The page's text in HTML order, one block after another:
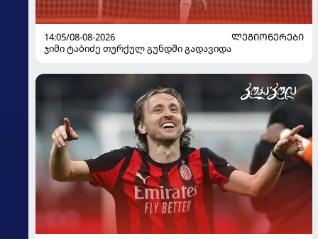
14:05/08-08-2026
ᲚᲔᲒᲘᲝᲜᲔᲠᲔᲑᲘ
ჯიმი ტაბიძე თურქულ გუნდში გადავიდა